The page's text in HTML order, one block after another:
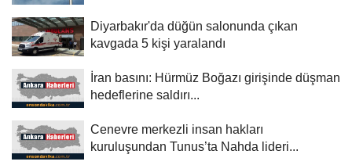
Diyarbakır'da düğün salonunda çıkan
kavgada 5 kişi yaralandı
İran basını: Hürmüz Boğazı girişinde düşman
hedeflerine saldırı...
Cenevre merkezli insan hakları
kuruluşundan Tunus’ta Nahda lideri...